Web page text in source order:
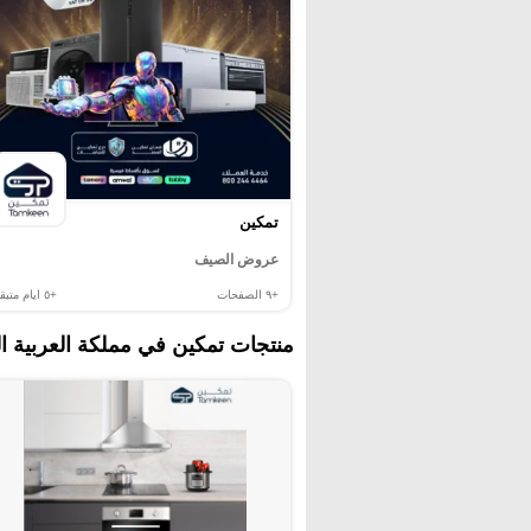
تمكين
عروض الصيف
+٩ الصفحات +٥ ايام
منتجات تمكين في مملكة العربية